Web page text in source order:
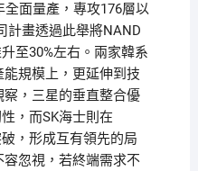
面量產，專攻176層以
計畫透過此舉將NAND
至30%左右。兩家韓系
規模上，更延伸到技
，三星的垂直整合優
，而SK海士則在
，形成互有領先的局
忽視，若終端需求不